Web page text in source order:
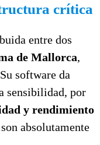
crítica
entre dos
de Mallorca,
software da
sensibilidad, por
y rendimiento
absolutamente